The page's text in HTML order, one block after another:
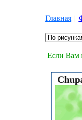
Главная|
Если Вам